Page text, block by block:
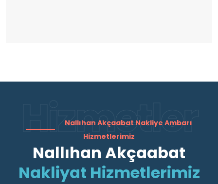
Hizmetler
Nallıhan Akçaabat Nakliye Ambarı
Hizmetlerimiz
Nallıhan Akçaabat
Nakliyat Hizmetlerimiz